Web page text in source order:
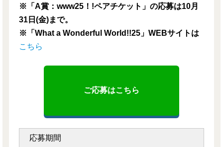
※「A賞：www25！!ペアチケット」の応募は10月
31日(金)まで。
※「What a Wonderful World!!25」WEBサイトは
こちら
ご応募はこちら
応募期間